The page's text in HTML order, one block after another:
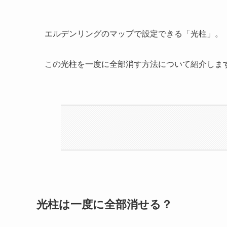
エルデンリングのマップで設定できる「 光柱 」。
この光柱を一度に全部消す方法について紹介しま
光柱は一度に全部消せる？